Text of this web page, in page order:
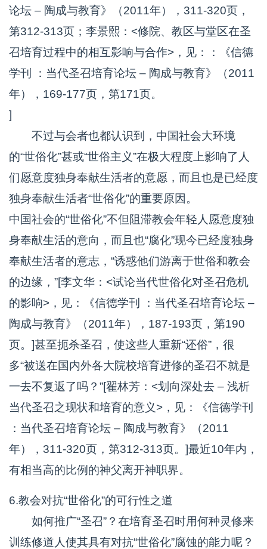
论坛 – 陶成与教育》（2011年），311-320页，
第312-313页；李景熙：<修院、教区与堂区在圣
召培育过程中的相互影响与合作>，见：：《信德
学刊 ：当代圣召培育论坛 – 陶成与教育》（2011
年），169-177页，第171页。
]
不过与会者也都认识到，中国社会大环境
的“世俗化”甚或“世俗主义”在极大程度上影响了人
们愿意度独身奉献生活者的意愿，而且也是已经度
独身奉献生活者“世俗化”的重要原因。
中国社会的“世俗化”不但阻滞教会年轻人愿意度独
身奉献生活的意向，而且也“腐化”现今已经度独身
奉献生活者的意志，“诱惑他们游离于世俗和教会
的边缘，”[李文华：<试论当代世俗化对圣召危机
的影响>，见：《信德学刊 ：当代圣召培育论坛 –
陶成与教育》（2011年），187-193页，第190
页。]甚至扼杀圣召，使这些人重新“还俗”，很
多“被送在国内外各大院校培育进修的圣召不就是
一去不复返了吗？”[翟林芳：<划向深处去 – 浅析
当代圣召之现状和培育的意义>，见：《信德学刊
：当代圣召培育论坛 – 陶成与教育》（2011
年），311-320页，第312-313页。]最近10年内，
有相当高的比例的神父离开神职界。
6.教会对抗“世俗化”的可行性之道
如何推广“圣召”？在培育圣召时用何种灵修来
训练修道人使其具有对抗“世俗化”腐蚀的能力呢？